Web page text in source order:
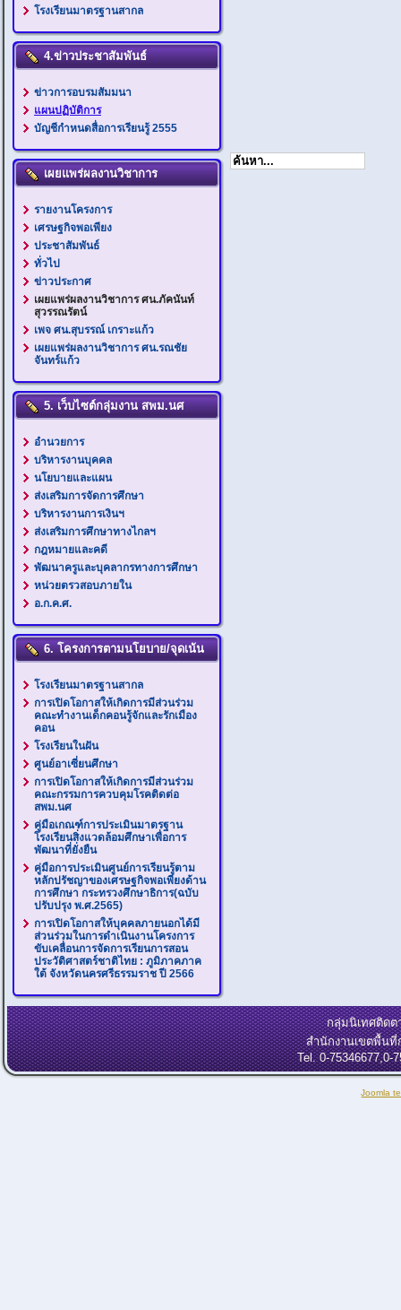
โรงเรียนมาตรฐานสากล
4.ข่าวประชาสัมพันธ์
ข่าวการอบรมสัมมนา
แผนปฏิบัติการ
บัญชีกำหนดสื่อการเรียนรู้ 2555
เผยแพร่ผลงานวิชาการ
รายงานโครงการ
เศรษฐกิจพอเพียง
ประชาสัมพันธ์
ทั่วไป
ข่าวประกาศ
เผยแพร่ผลงานวิชาการ ศน.ภัคนันท์
สุวรรณรัตน์
เพจ ศน.สุบรรณ์ เกราะแก้ว
เผยแพร่ผลงานวิชาการ ศน.รณชัย
จันทร์แก้ว
5. เว็บไซต์กลุ่มงาน สพม.นศ
อำนวยการ
บริหารงานบุคคล
นโยบายและแผน
ส่งเสริมการจัดการศึกษา
บริหารงานการเงินฯ
ส่งเสริมการศึกษาทางไกลฯ
กฎหมายและคดี
พัฒนาครูและบุคลากรทางการศึกษา
หน่วยตรวสอบภายใน
อ.ก.ค.ศ.
6. โครงการตามนโยบาย/จุดเน้น
โรงเรียนมาตรฐานสากล
การเปิดโอกาสให้เกิดการมีส่วนร่วม
คณะทำงานเด็กคอนรู้จักและรักเมือง
คอน
โรงเรียนในฝัน
ศูนย์อาเซี่ยนศึกษา
การเปิดโอกาสให้เกิดการมีส่วนร่วม
คณะกรรมการควบคุมโรคติดต่อ
สพม.นศ
คู่มือเกณฑ์การประเมินมาตรฐาน
โรงเรียนสิ่งแวดล้อมศึกษาเพื่อการ
พัฒนาที่ยั่งยืน
คู่มือการประเมินศูนย์การเรียนรู้ตาม
หลักปรัชญาของเศรษฐกิจพอเพียงด้าน
การศึกษา กระทรวงศึกษาธิการ(ฉบับ
ปรับปรุง พ.ศ.2565)
การเปิดโอกาสให้บุคคลภายนอกได้มี
ส่วนร่วมในการดำเนินงานโครงการ
ขับเคลื่อนการจัดการเรียนการสอน
ประวัติศาสตร์ชาติไทย : ภูมิภาคภาค
ใต้ จังหวัดนครศรีธรรมราช ปี 2566
กลุ่มนิเทศติดต
สำนักงานเขตพื้น
Tel. 0-75346677,0-
Joomla